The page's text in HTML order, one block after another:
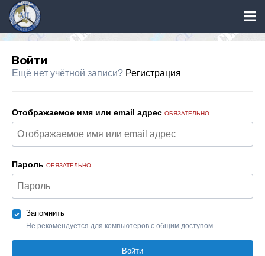
Войти
Ещё нет учётной записи? Регистрация
Отображаемое имя или email адрес ОБЯЗАТЕЛЬНО
Пароль ОБЯЗАТЕЛЬНО
Запомнить
Не рекомендуется для компьютеров с общим доступом
Войти